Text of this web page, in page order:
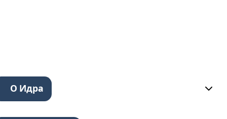
О Идра